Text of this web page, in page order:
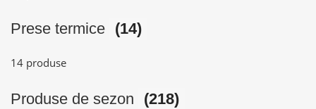
Prese termice (14)
14 produse
Produse de sezon (218)